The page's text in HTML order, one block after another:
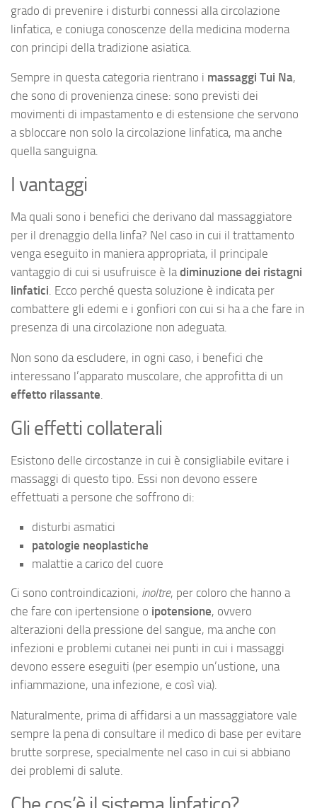
grado di prevenire i disturbi connessi alla circolazione
linfatica, e coniuga conoscenze della medicina moderna
con principi della tradizione asiatica.
Sempre in questa categoria rientrano i massaggi Tui Na,
che sono di provenienza cinese: sono previsti dei
movimenti di impastamento e di estensione che servono
a sbloccare non solo la circolazione linfatica, ma anche
quella sanguigna.
I vantaggi
Ma quali sono i benefici che derivano dal massaggiatore
per il drenaggio della linfa? Nel caso in cui il trattamento
venga eseguito in maniera appropriata, il principale
vantaggio di cui si usufruisce è ladiminuzione dei ristagni
linfatici. Ecco perché questa soluzione è indicata per
combattere gli edemi e i gonfiori con cui si ha a che fare in
presenza di una circolazione non adeguata.
Non sono da escludere, in ogni caso, i benefici che
interessano l’apparato muscolare, che approfitta di un
effetto rilassante
Gli effetti collaterali
Esistono delle circostanze in cui è consigliabile evitare i
massaggi di questo tipo. Essi non devono essere
effettuati a persone che soffrono di:
disturbi asmatici
patologie neoplastiche
malattie a carico del cuore
Ci sono controindicazioni, inoltre, per coloro che hanno a
che fare con ipertensione o ipotensione, ovvero
alterazioni della pressione del sangue, ma anche con
infezioni e problemi cutanei nei punti in cui i massaggi
devono essere eseguiti (per esempio un’ustione, una
infiammazione, una infezione, e così via).
Naturalmente, prima di affidarsi a un massaggiatore vale
sempre la pena di consultare il medico di base per evitare
brutte sorprese, specialmente nel caso in cui si abbiano
dei problemi di salute.